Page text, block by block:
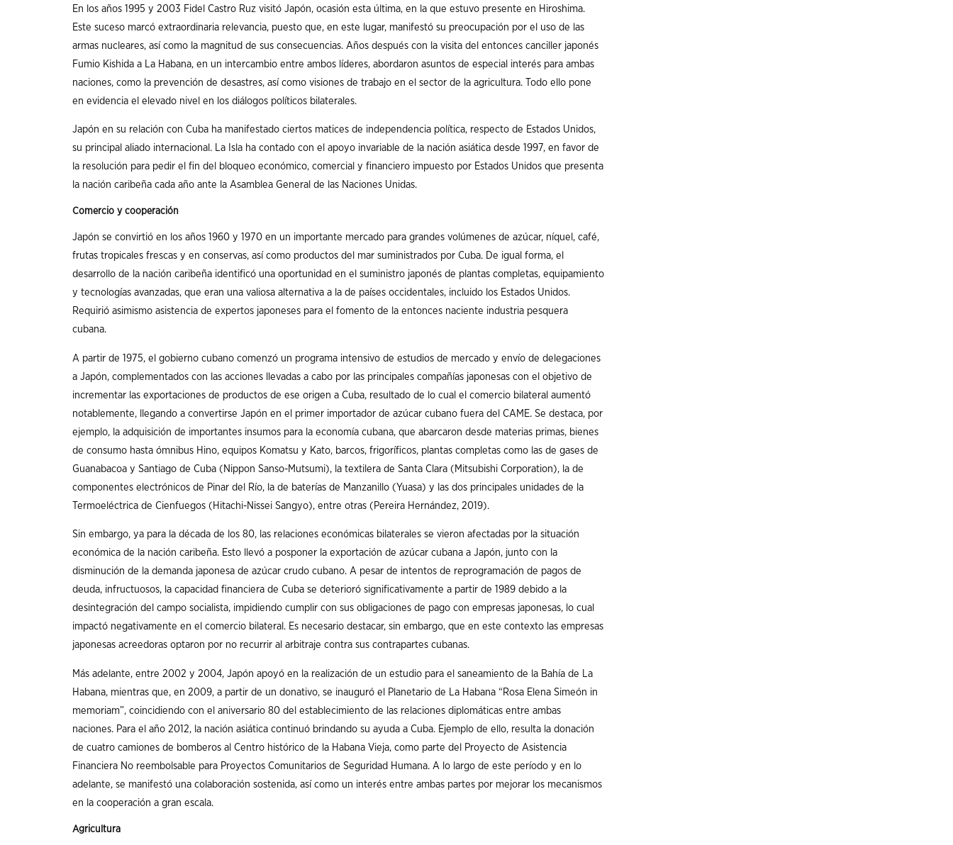
En los años 1995 y 2003 Fidel Castro Ruz visitó Japón, ocasión esta última, en la que estuvo presente en Hiroshima.
Este suceso marcó extraordinaria relevancia, puesto que, en este lugar, manifestó su preocupación por el uso de las
armas nucleares, así como la magnitud de sus consecuencias. Años después con la visita del entonces canciller japonés
Fumio Kishida a La Habana, en un intercambio entre ambos líderes, abordaron asuntos de especial interés para ambas
naciones, como la prevención de desastres, así como visiones de trabajo en el sector de la agricultura. Todo ello pone
en evidencia el elevado nivel en los diálogos políticos bilaterales.
Japón en su relación con Cuba ha manifestado ciertos matices de independencia política, respecto de Estados Unidos,
su principal aliado internacional. La Isla ha contado con el apoyo invariable de la nación asiática desde 1997, en favor de
la resolución para pedir el fin del bloqueo económico, comercial y financiero impuesto por Estados Unidos que presenta
la nación caribeña cada año ante la Asamblea General de las Naciones Unidas.
Comercio y cooperación
Japón se convirtió en los años 1960 y 1970 en un importante mercado para grandes volúmenes de azúcar, níquel, café,
frutas tropicales frescas y en conservas, así como productos del mar suministrados por Cuba. De igual forma, el
desarrollo de la nación caribeña identificó una oportunidad en el suministro japonés de plantas completas, equipamiento
y tecnologías avanzadas, que eran una valiosa alternativa a la de países occidentales, incluido los Estados Unidos.
Requirió asimismo asistencia de expertos japoneses para el fomento de la entonces naciente industria pesquera
cubana.
A partir de 1975, el gobierno cubano comenzó un programa intensivo de estudios de mercado y envío de delegaciones
a Japón, complementados con las acciones llevadas a cabo por las principales compañías japonesas con el objetivo de
incrementar las exportaciones de productos de ese origen a Cuba, resultado de lo cual el comercio bilateral aumentó
notablemente, llegando a convertirse Japón en el primer importador de azúcar cubano fuera del CAME. Se destaca, por
ejemplo, la adquisición de importantes insumos para la economía cubana, que abarcaron desde materias primas, bienes
de consumo hasta ómnibus Hino, equipos Komatsu y Kato, barcos, frigoríficos, plantas completas como las de gases de
Guanabacoa y Santiago de Cuba (Nippon Sanso-Mutsumi), la textilera de Santa Clara (Mitsubishi Corporation), la de
componentes electrónicos de Pinar del Río, la de baterías de Manzanillo (Yuasa) y las dos principales unidades de la
Termoeléctrica de Cienfuegos (Hitachi-Nissei Sangyo), entre otras (Pereira Hernández, 2019).
Sin embargo, ya para la década de los 80, las relaciones económicas bilaterales se vieron afectadas por la situación
económica de la nación caribeña. Esto llevó a posponer la exportación de azúcar cubana a Japón, junto con la
disminución de la demanda japonesa de azúcar crudo cubano. A pesar de intentos de reprogramación de pagos de
deuda, infructuosos, la capacidad financiera de Cuba se deterioró significativamente a partir de 1989 debido a la
desintegración del campo socialista, impidiendo cumplir con sus obligaciones de pago con empresas japonesas, lo cual
impactó negativamente en el comercio bilateral. Es necesario destacar, sin embargo, que en este contexto las empresas
japonesas acreedoras optaron por no recurrir al arbitraje contra sus contrapartes cubanas.
Más adelante, entre 2002 y 2004, Japón apoyó en la realización de un estudio para el saneamiento de la Bahía de La
Habana, mientras que, en 2009, a partir de un donativo, se inauguró el Planetario de La Habana “Rosa Elena Simeón in
memoriam”, coincidiendo con el aniversario 80 del establecimiento de las relaciones diplomáticas entre ambas
naciones. Para el año 2012, la nación asiática continuó brindando su ayuda a Cuba. Ejemplo de ello, resulta la donación
de cuatro camiones de bomberos al Centro histórico de la Habana Vieja, como parte del Proyecto de Asistencia
Financiera No reembolsable para Proyectos Comunitarios de Seguridad Humana. A lo largo de este período y en lo
adelante, se manifestó una colaboración sostenida, así como un interés entre ambas partes por mejorar los mecanismos
en la cooperación a gran escala.
Agricultura